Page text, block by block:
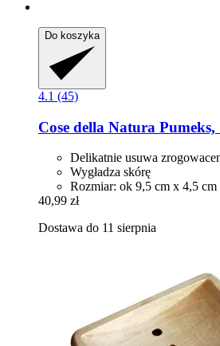
Do koszyka
4.1 (45)
Cose della Natura Pumeks,
Delikatnie usuwa
Wygładza skórę
Rozmiar: ok 9,5 cm x 4,5 cm
40,99 zł
Dostawa do 11 sierpnia